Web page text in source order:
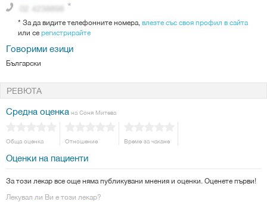
* За да видите телефонните номера, влезте със своя профил в сайта
или серегистрирайте
Говорими езици
Български
РЕВЮТА
Средна оценка на Соня Митева
Обща оценка Отношение Време за чакане
Оценки на пациенти
За този лекар все още няма публикувани мнения и оценки. Оценете първи!
Лекувал ли Ви е този лекар?